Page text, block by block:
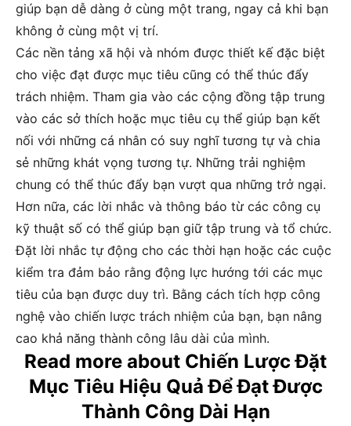
giúp bạn dễ dàng ở cùng một trang, ngay cả khi bạn
không ở cùng một vị trí.
Các nền tảng xã hội và nhóm được thiết kế đặc biệt
cho việc đạt được mục tiêu cũng có thể thúc đẩy
trách nhiệm. Tham gia vào các cộng đồng tập trung
vào các sở thích hoặc mục tiêu cụ thể giúp bạn kết
nối với những cá nhân có suy nghĩ tương tự và chia
sẻ những khát vọng tương tự. Những trải nghiệm
chung có thể thúc đẩy bạn vượt qua những trở ngại.
Hơn nữa, các lời nhắc và thông báo từ các công cụ
kỹ thuật số có thể giúp bạn giữ tập trung và tổ chức.
Đặt lời nhắc tự động cho các thời hạn hoặc các cuộc
kiểm tra đảm bảo rằng động lực hướng tới các mục
tiêu của bạn được duy trì. Bằng cách tích hợp công
nghệ vào chiến lược trách nhiệm của bạn, bạn nâng
cao khả năng thành công lâu dài của mình.
Read more about Chiến Lược Đặt
Mục Tiêu Hiệu Quả Để Đạt Được
Thành Công Dài Hạn